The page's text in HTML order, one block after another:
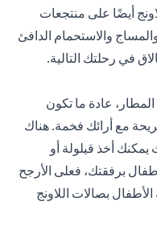
أيضًا على منتجعات
والاستحمام الدافئ
في رحلتك التالية.
عادة ما تكون
مع أرائك فخمة. هناك
يمكنك أخذ قيلولة أو
برفقتك، فعلى الأرجح
بصالات اللاونج